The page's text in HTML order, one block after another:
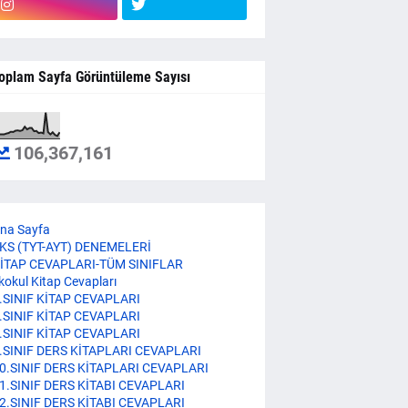
Sayfa Görüntüleme Sayısı
106,367,161
Sayfa
(TYT-AYT) DENEMELERİ
CEVAPLARI-TÜM SINIFLAR
Kitap Cevapları
KİTAP CEVAPLARI
KİTAP CEVAPLARI
KİTAP CEVAPLARI
DERS KİTAPLARI CEVAPLARI
DERS KİTAPLARI CEVAPLARI
DERS KİTABI CEVAPLARI
DERS KİTABI CEVAPLARI